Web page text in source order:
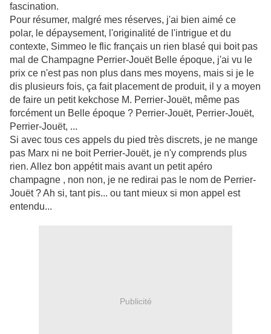
fascination.
Pour résumer, malgré mes réserves, j'ai bien aimé ce
polar, le dépaysement, l'originalité de l'intrigue et du
contexte, Simmeo le flic français un rien blasé qui boit pas
mal de Champagne Perrier-Jouët Belle époque, j'ai vu le
prix ce n'est pas non plus dans mes moyens, mais si je le
dis plusieurs fois, ça fait placement de produit, il y a moyen
de faire un petit kekchose M. Perrier-Jouët, même pas
forcément un Belle époque ? Perrier-Jouët, Perrier-Jouët,
Perrier-Jouët, ...
Si avec tous ces appels du pied très discrets, je ne mange
pas Marx ni ne boit Perrier-Jouët, je n'y comprends plus
rien. Allez bon appétit mais avant un petit apéro
champagne , non non, je ne redirai pas le nom de Perrier-
Jouët ? Ah si, tant pis... ou tant mieux si mon appel est
entendu...
Publicité